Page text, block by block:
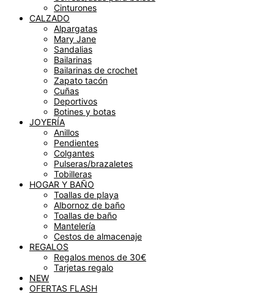
Cinturones
CALZADO
Alpargatas
Mary Jane
Sandalias
Bailarinas
Bailarinas de crochet
Zapato tacón
Cuñas
Deportivos
Botines y botas
JOYERÍA
Anillos
Pendientes
Colgantes
Pulseras/brazaletes
Tobilleras
HOGAR Y BAÑO
Toallas de playa
Albornoz de baño
Toallas de baño
Mantelería
Cestos de almacenaje
REGALOS
Regalos menos de 30€
Tarjetas regalo
NEW
OFERTAS FLASH